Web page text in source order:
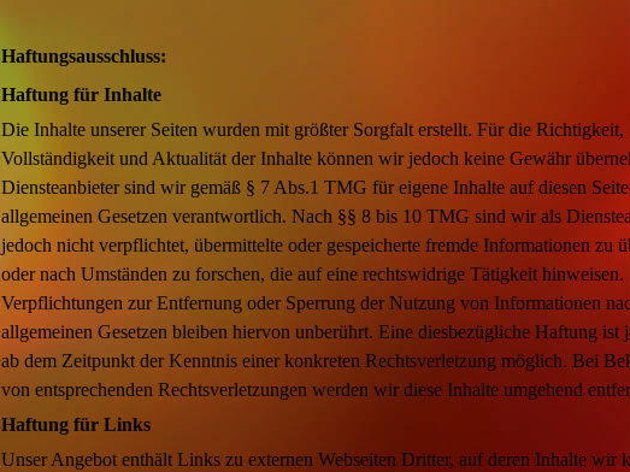
Haftungsausschluss:
Haftung für Inhalte
Die Inhalte unserer Seiten wurden mit größter Sorgfalt erstellt. Für die Richtigkeit,
Vollständigkeit und Aktualität der Inhalte können wir jedoch keine Gewähr
Diensteanbieter sind wir gemäß § 7 Abs.1 TMG für eigene Inhalte auf diesen
allgemeinen Gesetzen verantwortlich. Nach §§ 8 bis 10 TMG sind wir als
jedoch nicht verpflichtet, übermittelte oder gespeicherte fremde Informationen zu
oder nach Umständen zu forschen, die auf eine rechtswidrige Tätigkeit hinweisen.
Verpflichtungen zur Entfernung oder Sperrung der Nutzung von Informationen
allgemeinen Gesetzen bleiben hiervon unberührt. Eine diesbezügliche Haftung ist
ab dem Zeitpunkt der Kenntnis einer konkreten Rechtsverletzung möglich. Bei
von entsprechenden Rechtsverletzungen werden wir diese Inhalte umgehend
Haftung für Links
Unser Angebot enthält Links zu externen Webseiten Dritter, auf deren Inhalte wir